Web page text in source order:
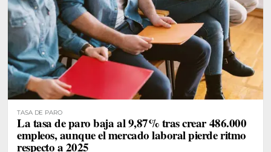
TASA DE PARO
La tasa de paro baja al 9,87% tras crear 486.000
empleos, aunque el mercado laboral pierde ritmo
respecto a 2025